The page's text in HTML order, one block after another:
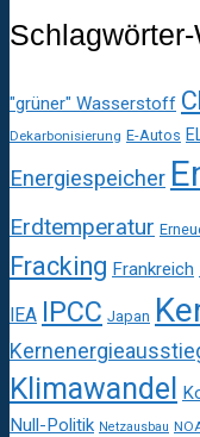
"grüner" Wasserstoff
Dekarbonisierung E-Autos
Energiespeicher
Erdtemperatur
Fracking Frankreich
IEA IPCC Japan
Klimawandel
Null-Politik Netzausbau